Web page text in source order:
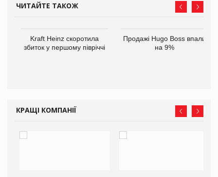
ЧИТАЙТЕ ТАКОЖ
Kraft Heinz скоротила
збиток у першому півріччі
Продажі Hugo Boss впали
на 9%
КРАЩІ КОМПАНІЇ